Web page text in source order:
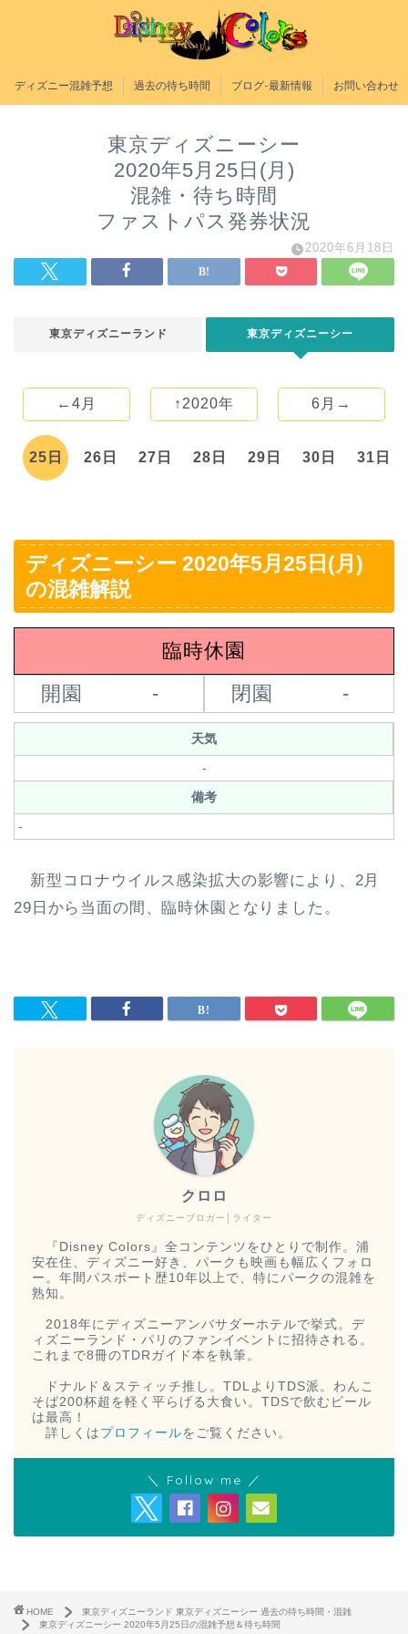
ディズニー混雑予想 過去の待ち時間 ブログ-最新情報 お問い合わせ
東京ディズニーシー
2020年5月25日(月)
混雑・待ち時間
ファストパス発券状況
2020年6月18日
東京ディズニーランド 東京ディズニーシー
←4月 ↑2020年 6月→
25日 26日 27日 28日 29日 30日 31日
ディズニーシー 2020年5月25日(月)
の混雑解説
臨時休園
開園
- 閉園 -
天気
-
備考
-
新型コロナウイルス感染拡大の影響により、2月
29日から当面の間、臨時休園となりました。
ディズニーブロガー│ライター
クロロ
『Disney Colors』全コンテンツをひとりで制作。浦
安在住、ディズニー好き、パークも映画も幅広くフォロ
ー。年間パスポート歴10年以上で、特にパークの混雑を
熟知。
2018年にディズニーアンバサダーホテルで挙式。デ
ィズニーランド・パリのファンイベントに招待される。
これまで8冊のTDRガイド本を執筆。
ドナルド＆スティッチ推し。TDLよりTDS派。わんこ
そば200杯超を軽く平らげる大食い。TDSで飲むビール
は最高！
詳しくは プロフィールをご覧ください。
＼ Follow me ／
HOME
東京ディズニーランド 東京ディズニーシー 過去の待ち時間・混雑
東京ディズニーシー 2020年5月25日の混雑予想＆待ち時間